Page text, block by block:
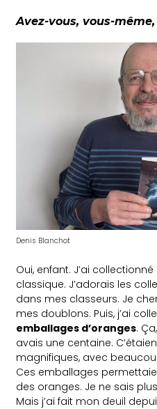
Avez-vous, vous-
Denis Blanchot
Oui, enfant. J’ai collectionné
classique. J’adorais les
dans mes classeurs. Je
mes doublons. Puis, j’ai
emballages d’oranges.
avais une centaine.
magnifiques, avec
Ces emballages
des oranges. Je ne sais
Mais j’ai fait mon deuil